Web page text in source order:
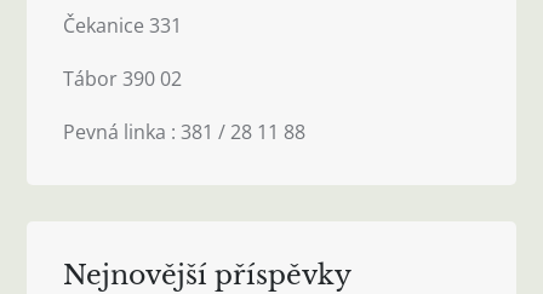
Čekanice 331
Tábor 390 02
Pevná linka : 381 / 28 11 88
Nejnovější příspěvky